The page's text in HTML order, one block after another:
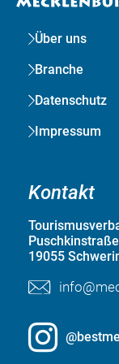
Über uns
Branche
Datenschutz
Impressum
Kontakt
19055